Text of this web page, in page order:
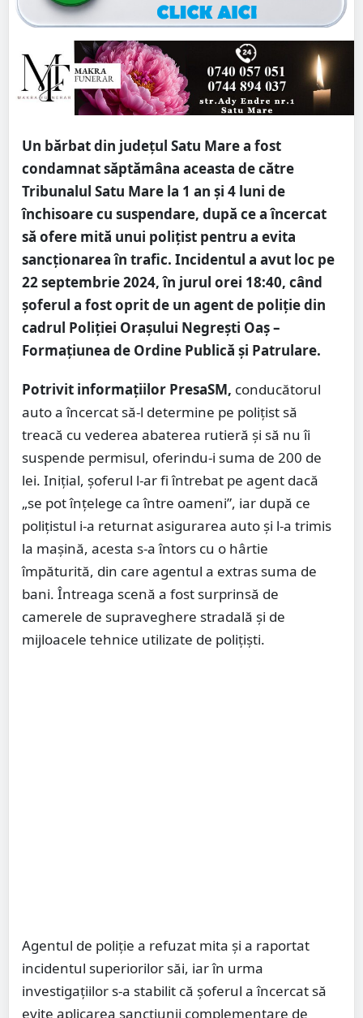
Un bărbat din județul Satu Mare a fost
condamnat săptămâna aceasta de către
Tribunalul Satu Mare la 1 an și 4 luni de
închisoare cu suspendare, după ce a încercat
să ofere mită unui polițist pentru a evita
sancționarea în trafic. Incidentul a avut loc pe
22 septembrie 2024, în jurul orei 18:40, când
șoferul a fost oprit de un agent de poliție din
cadrul Poliției Orașului Negrești Oaș –
Formațiunea de Ordine Publică și Patrulare.
Potrivit informațiilor PresaSM, conducătorul
auto a încercat să-l determine pe polițist să
treacă cu vederea abaterea rutieră și să nu îi
suspende permisul, oferindu-i suma de 200 de
lei. Inițial, șoferul l-ar fi întrebat pe agent dacă
„se pot înțelege ca între oameni”, iar după ce
polițistul i-a returnat asigurarea auto și l-a trimis
la mașină, acesta s-a întors cu o hârtie
împăturită, din care agentul a extras suma de
bani. Întreaga scenă a fost surprinsă de
camerele de supraveghere stradală și de
mijloacele tehnice utilizate de polițiști.
Agentul de poliție a refuzat mita și a raportat
incidentul superiorilor săi, iar în urma
investigațiilor s-a stabilit că șoferul a încercat să
evite aplicarea sancțiunii complementare de